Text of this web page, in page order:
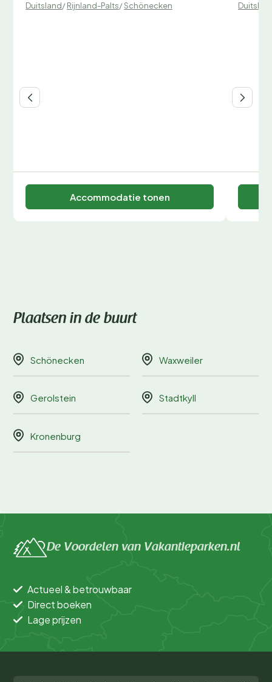
Duitsland/Rijnland-Palts/Schönecken
Accommodatie tonen
Plaatsen in de buurt
Schönecken Waxweiler
Gerolstein Stadtkyll
Kronenburg
De Voordelen van Vakantieparken.nl
Actueel & betrouwbaar
Direct boeken
Lage prijzen